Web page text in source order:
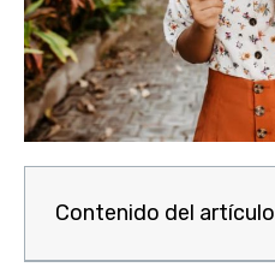
Contenido del artículo